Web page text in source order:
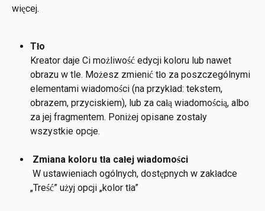
więcej.
Tło
Kreator daje Ci możliwość edycji koloru lub nawet
obrazu w tle. Możesz zmienić tło za poszczególnymi
elementami wiadomości (na przykład: tekstem,
obrazem, przyciskiem), lub za całą wiadomością, albo
za jej fragmentem. Poniżej opisane zostały
wszystkie opcje.
Zmiana koloru tła całej wiadomości
W ustawieniach ogólnych, dostępnych w zakładce
„Treść” użyj opcji „kolor tła”